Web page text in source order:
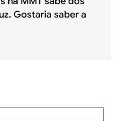
Gostaria saber a